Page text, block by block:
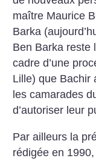
maître Maurice
Barka
Ben Barka reste
cadre d’une
Lille) que Bachir
les camarades
d’autoriser leur
Par ailleurs la
rédigée en